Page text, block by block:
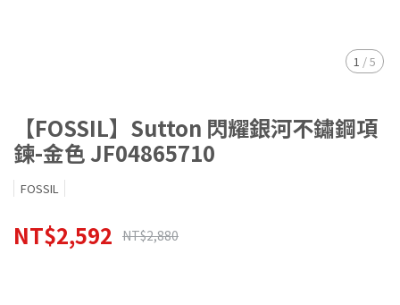
1 /5
【FOSSIL】Sutton 閃耀銀河不鏽鋼項
鍊-金色 JF04865710
FOSSIL
NT$2,592 NT$2,880